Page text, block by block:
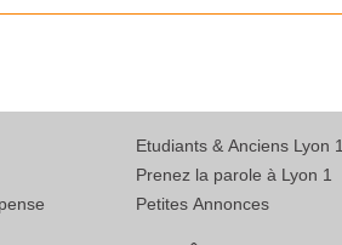
Etudiants & Anciens Lyon 1
Prenez la parole à Lyon 1
Petites Annonces